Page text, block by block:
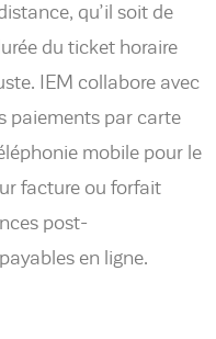
qu’il soit de
du ticket horaire
IEM collabore avec
paiements par carte
mobile pour le
facture ou forfait
post-
en ligne.